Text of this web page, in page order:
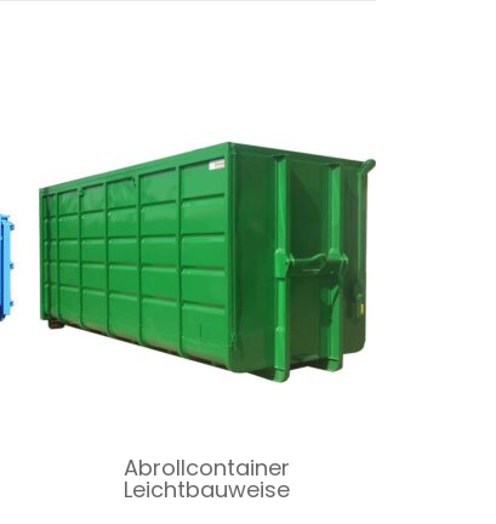
Abrollcontainer
Leichtbauweise